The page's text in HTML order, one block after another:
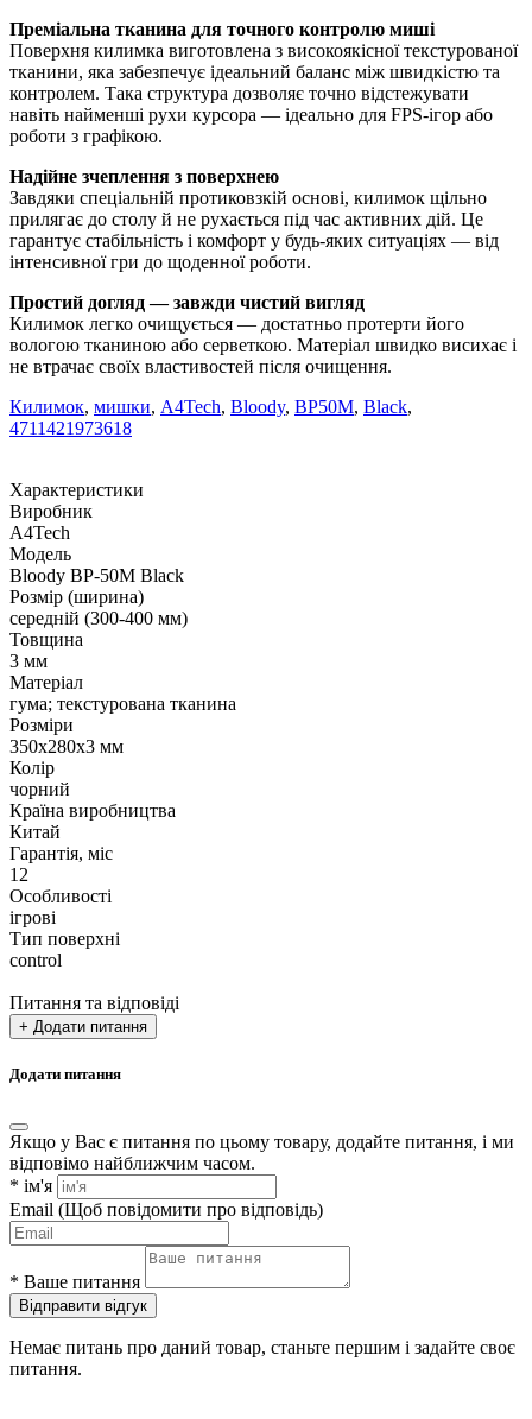
Преміальна тканина для точного контролю миші
Поверхня килимка виготовлена з високоякісної текстурованої
тканини, яка забезпечує ідеальний баланс між швидкістю та
контролем. Така структура дозволяє точно відстежувати
навіть найменші рухи курсора — ідеально для FPS-ігор або
роботи з графікою.
Надійне зчеплення з поверхнею
Завдяки спеціальній протиковзкій основі, килимок щільно
прилягає до столу й не рухається під час активних дій. Це
гарантує стабільність і комфорт у будь-яких ситуаціях — від
інтенсивної гри до щоденної роботи.
Простий догляд — завжди чистий вигляд
Килимок легко очищується — достатньо протерти його
вологою тканиною або серветкою. Матеріал швидко висихає і
не втрачає своїх властивостей після очищення.
Килимок, мишки, A4Tech, Bloody, BP50M, Black,
4711421973618
Характеристики
Виробник
A4Tech
Модель
Bloody BP-50M Black
Розмір (ширина)
середній (300-400 мм)
Товщина
3 мм
Матеріал
гума; текстурована тканина
Розміри
350х280х3 мм
Колір
чорний
Країна виробництва
Китай
Гарантія, міс
12
Особливості
ігрові
Тип поверхні
control
Питання та відповіді
+ Додати питання
Додати питання
Якщо у Вас є питання по цьому товару, додайте питання, і ми
відповімо найближчим часом.
* ім'я
Email (Щоб повідомити про відповідь)
* Ваше питання
Відправити відгук
Немає питань про даний товар, станьте першим і задайте своє
питання.